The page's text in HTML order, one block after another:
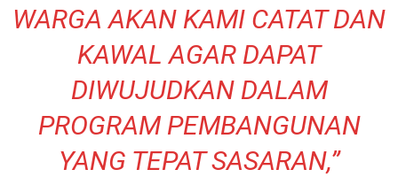
WARGA AKAN KAMI CATAT DAN
KAWAL AGAR DAPAT
DIWUJUDKAN DALAM
PROGRAM PEMBANGUNAN
YANG TEPAT SASARAN,”